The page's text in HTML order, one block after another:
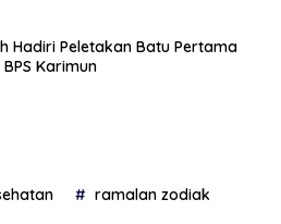
Hadiri Peletakan Batu Pertama
Karimun
ramalan zodiak